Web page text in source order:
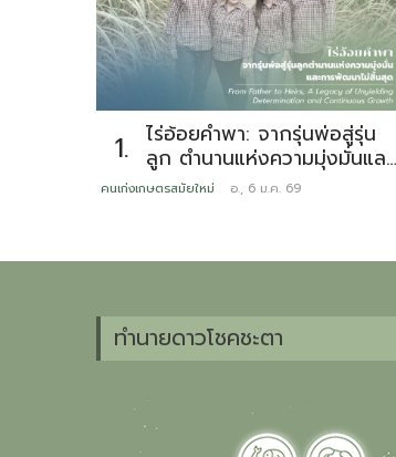
1.
ไร่อ้อยคำพา: จากรุ่นพ่อสู่รุ่น
ลูก ตำนานแห่งความมุ่งมั่นและ
การพัฒนาไม่สิ้นสุด
คนเก่งเกษตรสมัยใหม่ อ., 6 ม.ค. 69
ทำนายดาวโชคชะตา